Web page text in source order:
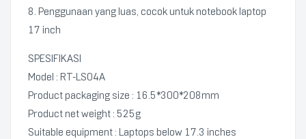
8. Penggunaan yang luas, cocok untuk notebook laptop
17 inch
SPESIFIKASI
Model : RT-LS04A
Product packaging size : 16.5*300*208mm
Product net weight : 525g
Suitable equipment : Laptops below 17.3 inches